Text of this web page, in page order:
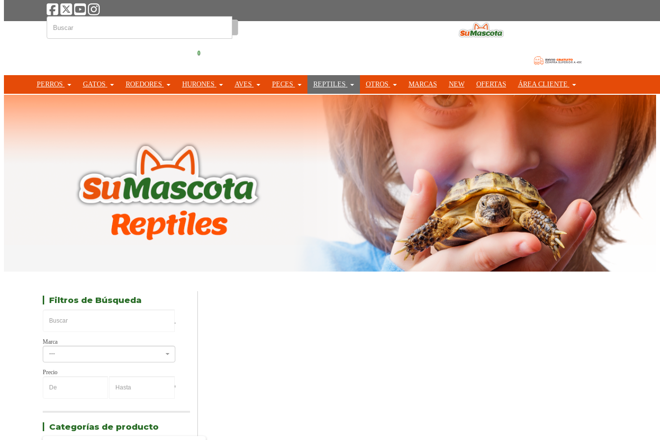
0
PERROS GATOS ROEDORES HURONES AVES PECES REPTILES OTROS MARCAS NEW OFERTAS ÁREA CLIENTE
Filtros de Búsqueda
Marca
---
Precio
Categorías de producto